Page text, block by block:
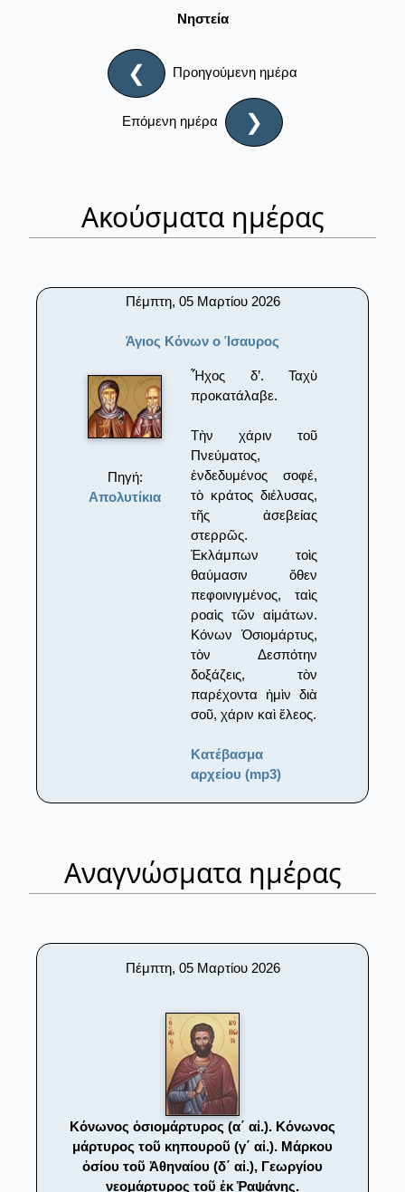
Νηστεία
❮ Προηγούμενη ημέρα
Επόμενη ημέρα ❯
Ακούσματα ημέρας
Πέμπτη, 05 Μαρτίου 2026
Άγιος Κόνων ο Ίσαυρος
Πηγή:
Απολυτίκια
Ἦχος δ’. Ταχὺ
προκατάλαβε.
Τὴν χάριν τοῦ
Πνεύματος,
ἐνδεδυμένος σοφέ,
τὸ κράτος διέλυσας,
τῆς ἀσεβείας
στερρῶς.
Ἐκλάμπων τοὶς
θαύμασιν ὅθεν
πεφοινιγμένος, ταὶς
ροαὶς τῶν αἱμάτων.
Κόνων Ὁσιομάρτυς,
τὸν Δεσπότην
δοξάζεις, τὸν
παρέχοντα ἠμὶν διὰ
σοῦ, χάριν καὶ ἔλεος.
Κατέβασμα
αρχείου (mp3)
Αναγνώσματα ημέρας
Πέμπτη, 05 Μαρτίου 2026
Κόνωνος ὁσιομάρτυρος (α΄ αἰ.). Κόνωνος
μάρτυρος τοῦ κηπουροῦ (γ΄ αἰ.). Μάρκου
ὁσίου τοῦ Ἀθηναίου (δ΄ αἰ.), Γεωργίου
νεομάρτυρος τοῦ ἐκ Ῥαψάνης.